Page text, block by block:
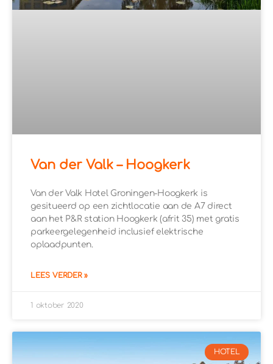
Van der Valk – Hoogkerk
Van der Valk Hotel Groningen-Hoogkerk is
gesitueerd op een zichtlocatie aan de A7 direct
aan het P&R station Hoogkerk (afrit 35) met gratis
parkeergelegenheid inclusief elektrische
oplaadpunten.
LEES VERDER »
1 oktober 2020
HOTEL